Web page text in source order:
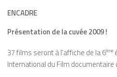
ENCADRE
Présentation de la cuvée 2009 !
37 films seront à l’affiche de la 6ème
International du Film documentaire